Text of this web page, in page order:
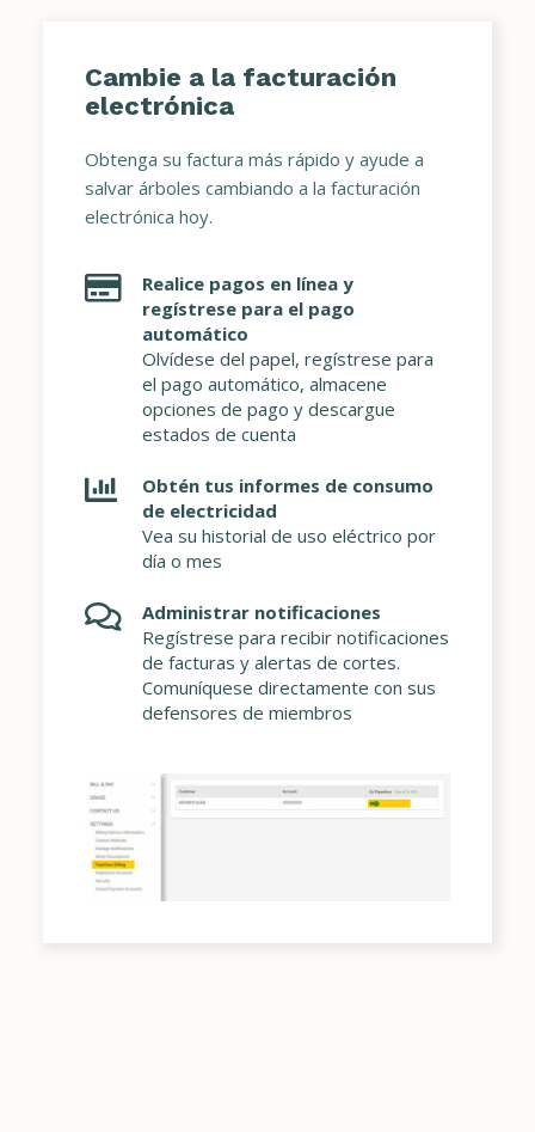
Cambie a la facturación
electrónica
Obtenga su factura más rápido y ayude a
salvar árboles cambiando a la facturación
electrónica hoy.
Realice pagos en línea y
regístrese para el pago
automático
Olvídese del papel, regístrese para
el pago automático, almacene
opciones de pago y descargue
estados de cuenta
Obtén tus informes de consumo
de electricidad
Vea su historial de uso eléctrico por
día o mes
Administrar notificaciones
Regístrese para recibir notificaciones
de facturas y alertas de cortes.
Comuníquese directamente con sus
defensores de miembros